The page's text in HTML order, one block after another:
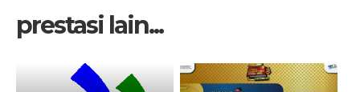
prestasi lain...